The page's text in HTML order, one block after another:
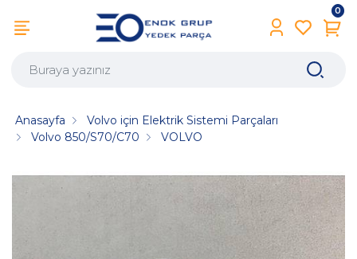
0
Anasayfa
Volvo için Elektrik Sistemi Parçaları
Volvo 850/S70/C70
VOLVO